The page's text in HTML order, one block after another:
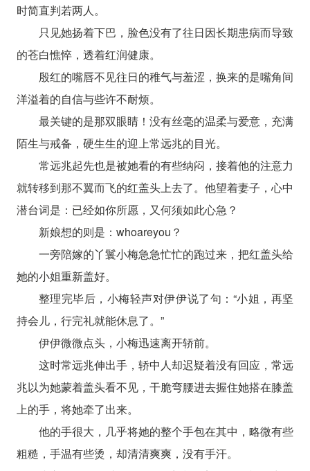
时简直判若两人。
只见她扬着下巴，脸色没有了往日因长期患病而导致
的苍白憔悴，透着红润健康。
殷红的嘴唇不见往日的稚气与羞涩，换来的是嘴角间
洋溢着的自信与些许不耐烦。
最关键的是那双眼睛！没有丝毫的温柔与爱意，充满
陌生与戒备，硬生生的迎上常远兆的目光。
常远兆起先也是被她看的有些纳闷，接着他的注意力
就转移到那不翼而飞的红盖头上去了。他望着妻子，心中
潜台词是：已经如你所愿，又何须如此心急？
新娘想的则是：whoareyou？
一旁陪嫁的丫鬟小梅急急忙忙的跑过来，把红盖头给
她的小姐重新盖好。
整理完毕后，小梅轻声对伊伊说了句：“小姐，再坚
持会儿，行完礼就能休息了。”
伊伊微微点头，小梅迅速离开轿前。
这时常远兆伸出手，轿中人却迟疑着没有回应，常远
兆以为她蒙着盖头看不见，干脆弯腰进去握住她搭在膝盖
上的手，将她牵了出来。
他的手很大，几乎将她的整个手包在其中，略微有些
粗糙，手温有些烫，却清清爽爽，没有手汗。